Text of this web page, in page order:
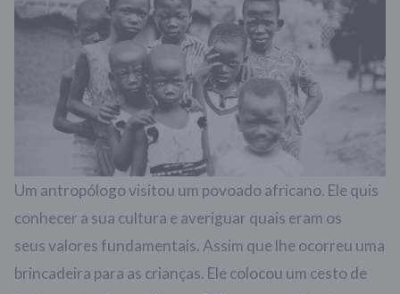
Um antropólogo visitou um povoado africano. Ele quis
conhecer a sua cultura e averiguar quais eram os
seus valores fundamentais. Assim que lhe ocorreu uma
brincadeira para as crianças. Ele colocou um cesto de